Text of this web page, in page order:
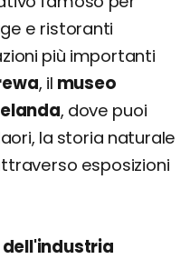
e ristoranti
più importanti
, il museo
, dove puoi
la storia naturale
esposizioni